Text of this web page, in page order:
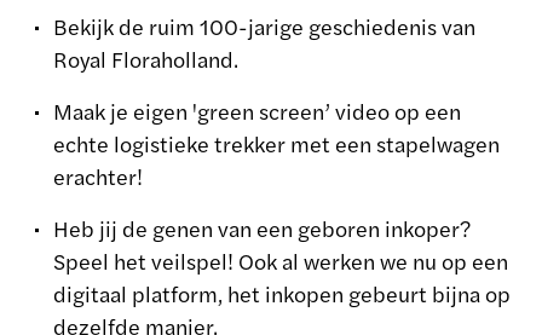
Bekijk de ruim 100-jarige geschiedenis van
Royal Floraholland.
Maak je eigen 'green screen’ video op een
echte logistieke trekker met een stapelwagen
erachter!
Heb jij de genen van een geboren inkoper?
Speel het veilspel! Ook al werken we nu op een
digitaal platform, het inkopen gebeurt bijna op
dezelfde manier.